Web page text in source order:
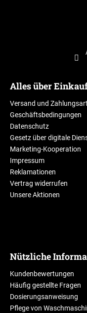
Alles über
Versand und
Geschäftsbedingungen
Datenschutz
Gesetz über digitale
Marketing-Kooperation
Impressum
Reklamationen
Vertrag widerrufen
Unsere Aktionen
Nützliche
Kundenbewertungen
Häufig gestellte Fragen
Dosierungsanweisung
Pflege von